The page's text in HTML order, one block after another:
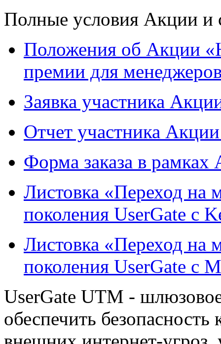
Полные условия Акции и
Положения об Акции
премии для
Заявка участника
Отчет участника
Форма заказа в
Листовка «Переход на
поколения UserGate c
Листовка «Переход на
поколения UserGate c
UserGate UTM -
обеспечить безопасность